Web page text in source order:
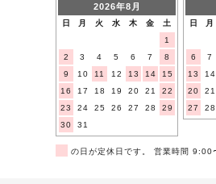
2026年8月
日 月 火 水 木 金
土
1
2
3 4 5 6 7
8
9
10 11 12 13 14
15
16
17 18 19 20 21
22
23
24 25 26 27 28
29
30
31
日 月
6
7
13
14
20
21
27
28
の日が定休日です。 営業時間